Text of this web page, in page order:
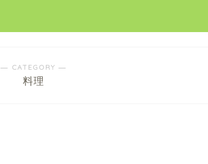
― CATEGORY ―
料理